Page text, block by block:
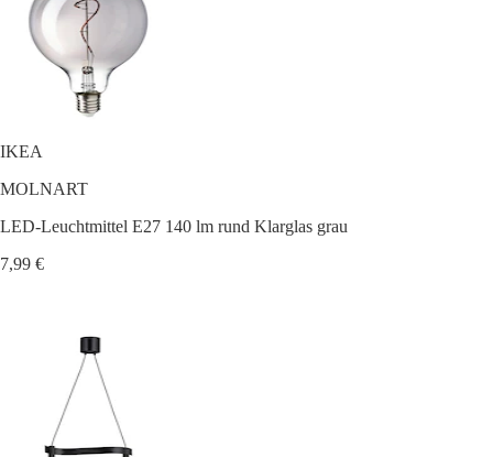
IKEA
MOLNART
LED-Leuchtmittel E27 140 lm rund Klarglas grau
7,99 €